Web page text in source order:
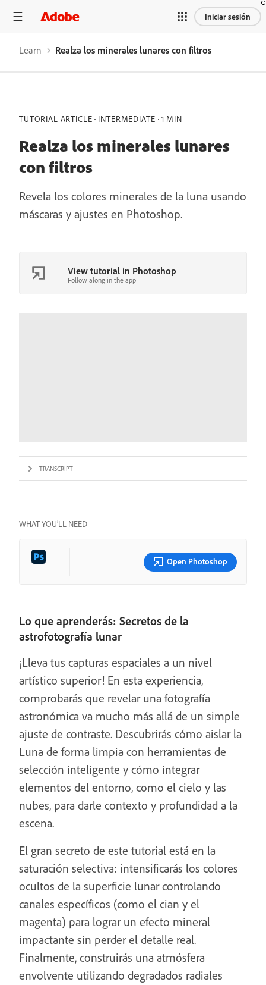
Iniciar sesión
Learn Realza los minerales lunares con filtros
TUTORIAL ARTICLE INTERMEDIATE 1 MIN
Realza los minerales lunares
con filtros
Revela los colores minerales de la luna usando
máscaras y ajustes en Photoshop.
View tutorial in Photoshop
Follow along in the app
TRANSCRIPT
WHAT YOU’LL NEED
Open Photoshop
Lo que aprenderás: Secretos de la
astrofotografía lunar
¡Lleva tus capturas espaciales a un nivel
artístico superior! En esta experiencia,
comprobarás que revelar una fotografía
astronómica va mucho más allá de un simple
ajuste de contraste. Descubrirás cómo aislar la
Luna de forma limpia con herramientas de
selección inteligente y cómo integrar
elementos del entorno, como el cielo y las
nubes, para darle contexto y profundidad a la
escena.
El gran secreto de este tutorial está en la
saturación selectiva: intensificarás los colores
ocultos de la superficie lunar controlando
canales específicos (como el cian y el
magenta) para lograr un efecto mineral
impactante sin perder el detalle real.
Finalmente, construirás una atmósfera
envolvente utilizando degradados radiales